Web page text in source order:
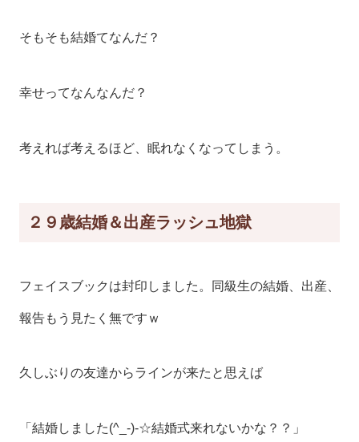
そもそも結婚てなんだ？
幸せってなんなんだ？
考えれば考えるほど、眠れなくなってしまう。
２９歳結婚＆出産ラッシュ地獄
フェイスブックは封印しました。同級生の結婚、出産、
報告もう見たく無ですｗ
久しぶりの友達からラインが来たと思えば
「結婚しました(^_-)-☆結婚式来れないかな？？」